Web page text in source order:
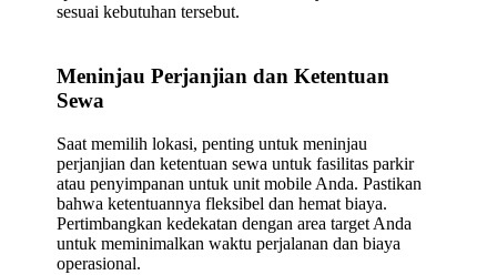
sesuai kebutuhan tersebut.
Meninjau Perjanjian dan Ketentuan
Sewa
Saat memilih lokasi, penting untuk meninjau
perjanjian dan ketentuan sewa untuk fasilitas parkir
atau penyimpanan untuk unit mobile Anda. Pastikan
bahwa ketentuannya fleksibel dan hemat biaya.
Pertimbangkan kedekatan dengan area target Anda
untuk meminimalkan waktu perjalanan dan biaya
operasional.